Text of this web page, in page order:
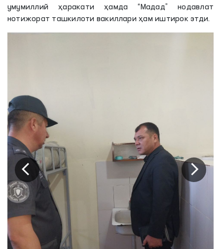
умумиллий ҳаракати ҳамда “Мадад” нодавлат
нотижорат ташкилоти вакиллари ҳам иштирок этди.